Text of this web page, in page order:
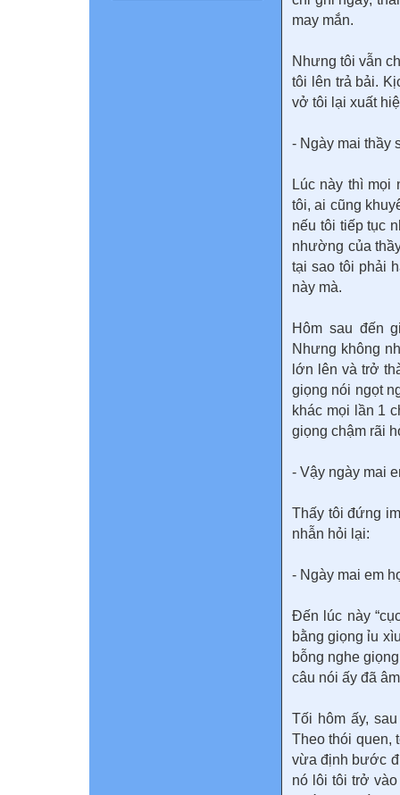
may mắn.
Nhưng tôi vẫn
tôi lên trả bải.
vở tôi lại xuất
- Ngày mai thầy
Lúc này thì mọi
tôi, ai cũng
nếu tôi tiếp tục
nhường của
tại sao tôi phải
này mà.
Hôm sau đến
Nhưng không
lớn lên và trở
giọng nói ngọt
khác mọi lần 1
giọng chậm rãi
- Vậy ngày mai
Thấy tôi đứng
nhẫn hỏi lại:
- Ngày mai em
Đến lúc này
bằng giọng ỉu
bỗng nghe
câu nói ấy đã
Tối hôm ấy,
Theo thói quen,
vừa định bước
nó lôi tôi trở